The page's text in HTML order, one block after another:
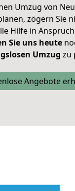
Umzug von
zögern Sie
Hilfe in
Sie uns heute
Umzug zu
Angebote